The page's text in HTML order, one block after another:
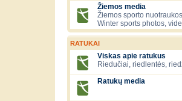
Žiemos media
Žiemos sporto
Winter sports photos,
RATUKAI
Viskas apie ratukus
Riedučiai, riedlentės,
Ratukų media